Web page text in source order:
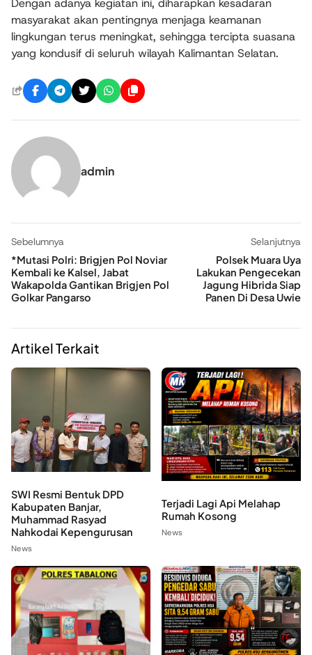
Dengan adanya kegiatan ini, diharapkan kesadaran
masyarakat akan pentingnya menjaga keamanan
lingkungan terus meningkat, sehingga tercipta suasana
yang kondusif di seluruh wilayah Kalimantan Selatan.
admin
Sebelumnya
*Mutasi Polri: Brigjen Pol Noviar
Kembali ke Kalsel, Jabat
Wakapolda Gantikan Brigjen Pol
Golkar Pangarso
Selanjutnya
Polsek Muara Uya
Lakukan Pengecekan
Jagung Hibrida Siap
Panen Di Desa Uwie
Artikel Terkait
SWI Resmi Bentuk DPD
Kabupaten Banjar,
Muhammad Rasyad
Nahkodai Kepengurusan
News
Terjadi Lagi Api Melahap
Rumah Kosong
News